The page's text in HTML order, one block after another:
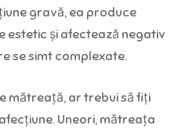
gravă, ea produce
estetic și afectează negativ
se simt complexate.
mătreață, ar trebui să fiți
Uneori, mătreața